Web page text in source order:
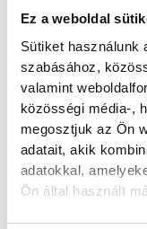
Ez a weboldal
Sütiket használunk
szabásához,
valamint
közösségi média-,
megosztjuk az Ön
adatait, akik
adatokkal,
Ön által használt